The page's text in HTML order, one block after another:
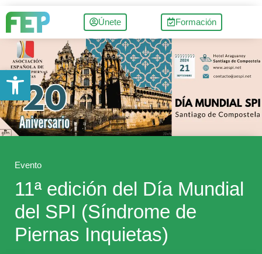
Únete Formación
Evento
11ª edición del Día Mundial
del SPI (Síndrome de
Piernas Inquietas)
Abrir barra de herramientas